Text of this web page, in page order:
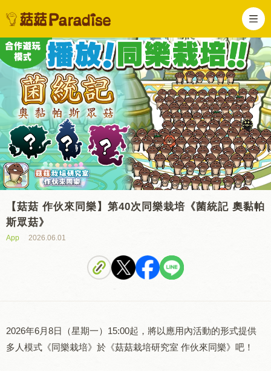
【菇菇 作伙來同樂】第40次同樂栽培《菌統記 奧黏帕
斯眾菇》
App 2026.06.01
2026年6月8日（星期一）15:00起，將以應用內活動的形式提供
多人模式《同樂栽培》於《菇菇栽培研究室 作伙來同樂》吧！